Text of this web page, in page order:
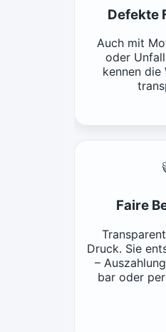
Defekte
Auch mit
oder
kennen die
Faire
Druck. Sie
–
bar oder